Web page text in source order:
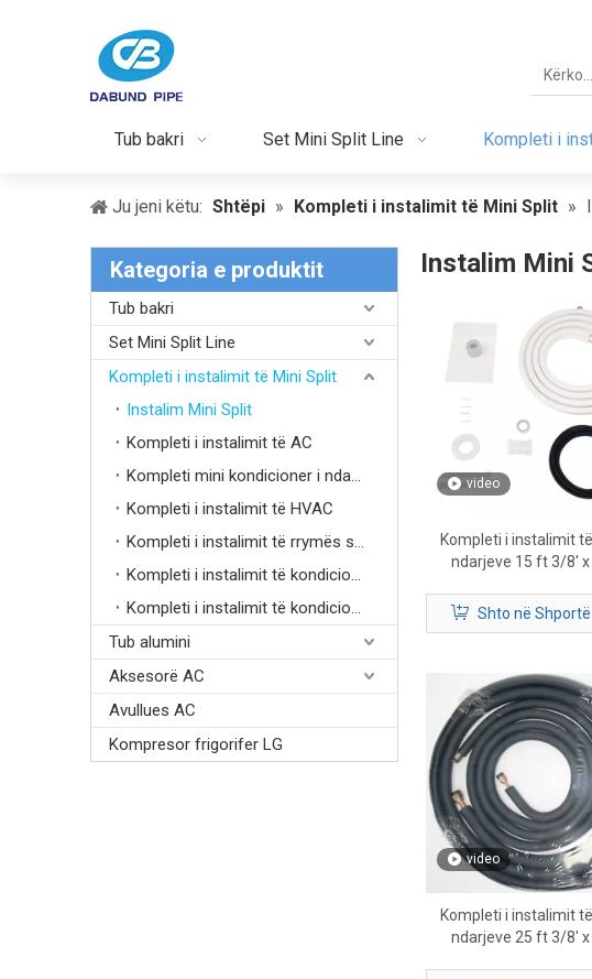
Tub bakri Set Mini Split Line Kompleti i
Ju jeni këtu: Shtëpi » Kompleti i instalimit të Mini Split »
Kategoria e produktit
Tub bakri
Set Mini Split Line
Kompleti i instalimit të Mini Split
Instalim Mini Split
Kompleti i instalimit të AC
Kompleti mini kondicioner i ndarë
Kompleti i instalimit të HVAC
Kompleti i instalimit të rrymës së drejtpërdrejtë
Kompleti i instalimit të kondicionerëve të sistemit të ndarë
Kompleti i instalimit të kondicionerit Mini Split
Tub alumini
Aksesorë AC
Avullues AC
Kompresor frigorifer LG
Instalim Mini
video
Kompleti i instalimit
ndarjeve 15 ft 3/8'
Shto në Shportë
video
Kompleti i instalimit
ndarjeve 25 ft 3/8'